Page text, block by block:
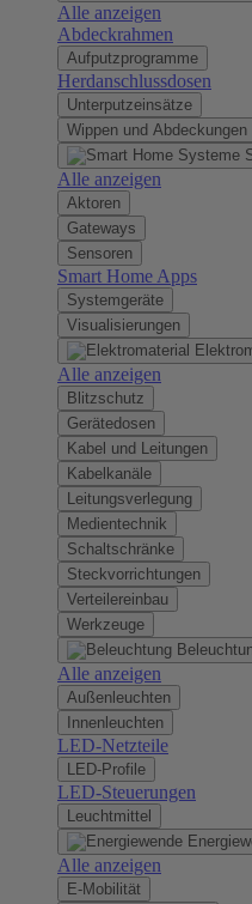
Alle anzeigen
Abdeckrahmen
Aufputzprogramme
Herdanschlussdosen
Unterputzeinsätze
Wippen und Abdeckungen
Alle anzeigen
Aktoren
Gateways
Sensoren
Smart Home Apps
Systemgeräte
Visualisierungen
Alle anzeigen
Blitzschutz
Gerätedosen
Kabel und Leitungen
Kabelkanäle
Leitungsverlegung
Medientechnik
Schaltschränke
Steckvorrichtungen
Verteilereinbau
Werkzeuge
Alle anzeigen
Außenleuchten
Innenleuchten
LED-Netzteile
LED-Profile
LED-Steuerungen
Leuchtmittel
Alle anzeigen
E-Mobilität